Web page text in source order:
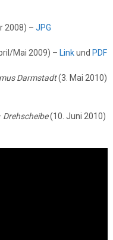
2008) – JPG
Mai 2009) – Linkund PDF
Darmstadt(3. Mai 2010)
Drehscheibe(10. Juni 2010)